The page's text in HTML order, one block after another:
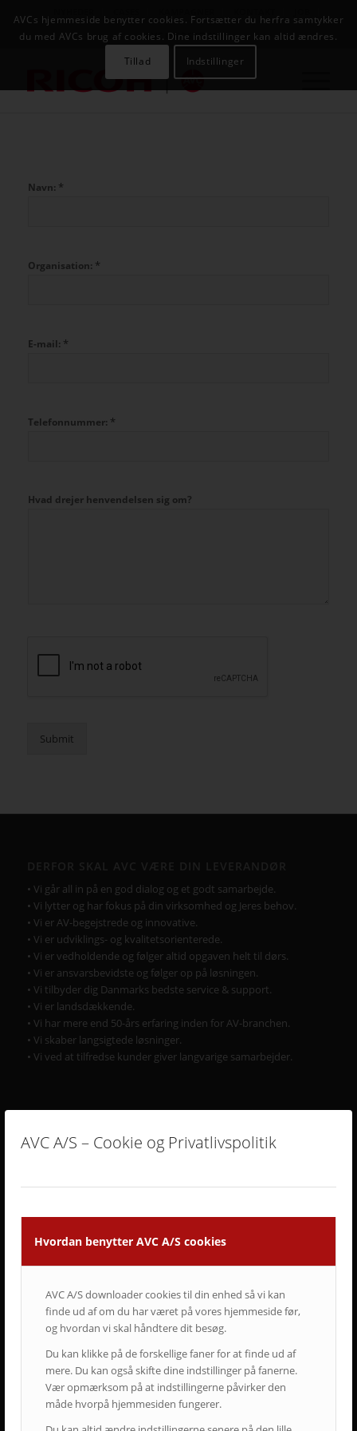
AVC A/S – Cookie og Privatlivspolitik
Hvordan benytter AVC A/S cookies
AVC A/S downloader cookies til din enhed så vi kan
finde ud af om du har været på vores hjemmeside før,
og hvordan vi skal håndtere dit besøg.
Du kan klikke på de forskellige faner for at finde ud af
mere. Du kan også skifte dine indstillinger på fanerne.
Vær opmærksom på at indstillingerne påvirker den
måde hvorpå hjemmesiden fungerer.
AVC INFOSYSTEM
Navn: *
Organisation: *
E-mail: *
Telefonnummer: *
Hvad drejer henvendelsen sig om?
Submit
• Vi går all in på en god dialog og et godt samarbejde.
• Vi lytter og har fokus på din virksomhed og Jeres behov.
• Vi er AV-begejstrede og innovative.
• Vi er udviklings- og kvalitetsorienterede.
• Vi er vedholdende og følger altid opgaven helt til dørs.
• Vi er ansvarsbevidste og følger op på løsningen.
• Vi tilbyder dig Danmarks bedste service & support.
• Vi er landsdækkende.
• Vi har mere end 50-års erfaring inden for AV-branchen.
• Vi skaber langsigtede løsninger.
• Vi ved at tilfredse kunder giver langvarige samarbejder.
ET LILLE UDSNIT AF SUCCESFULDE LØSNINGER
AVCs hjemmeside benytter cookies. Fortsætter du herfra samtykker
du med AVCs brug af cookies. Dine indstillinger kan altid ændres.
Tillad
Indstillinger